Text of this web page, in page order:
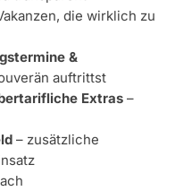
die wirklich zu
&
auftrittst
Extras –
– zusätzliche